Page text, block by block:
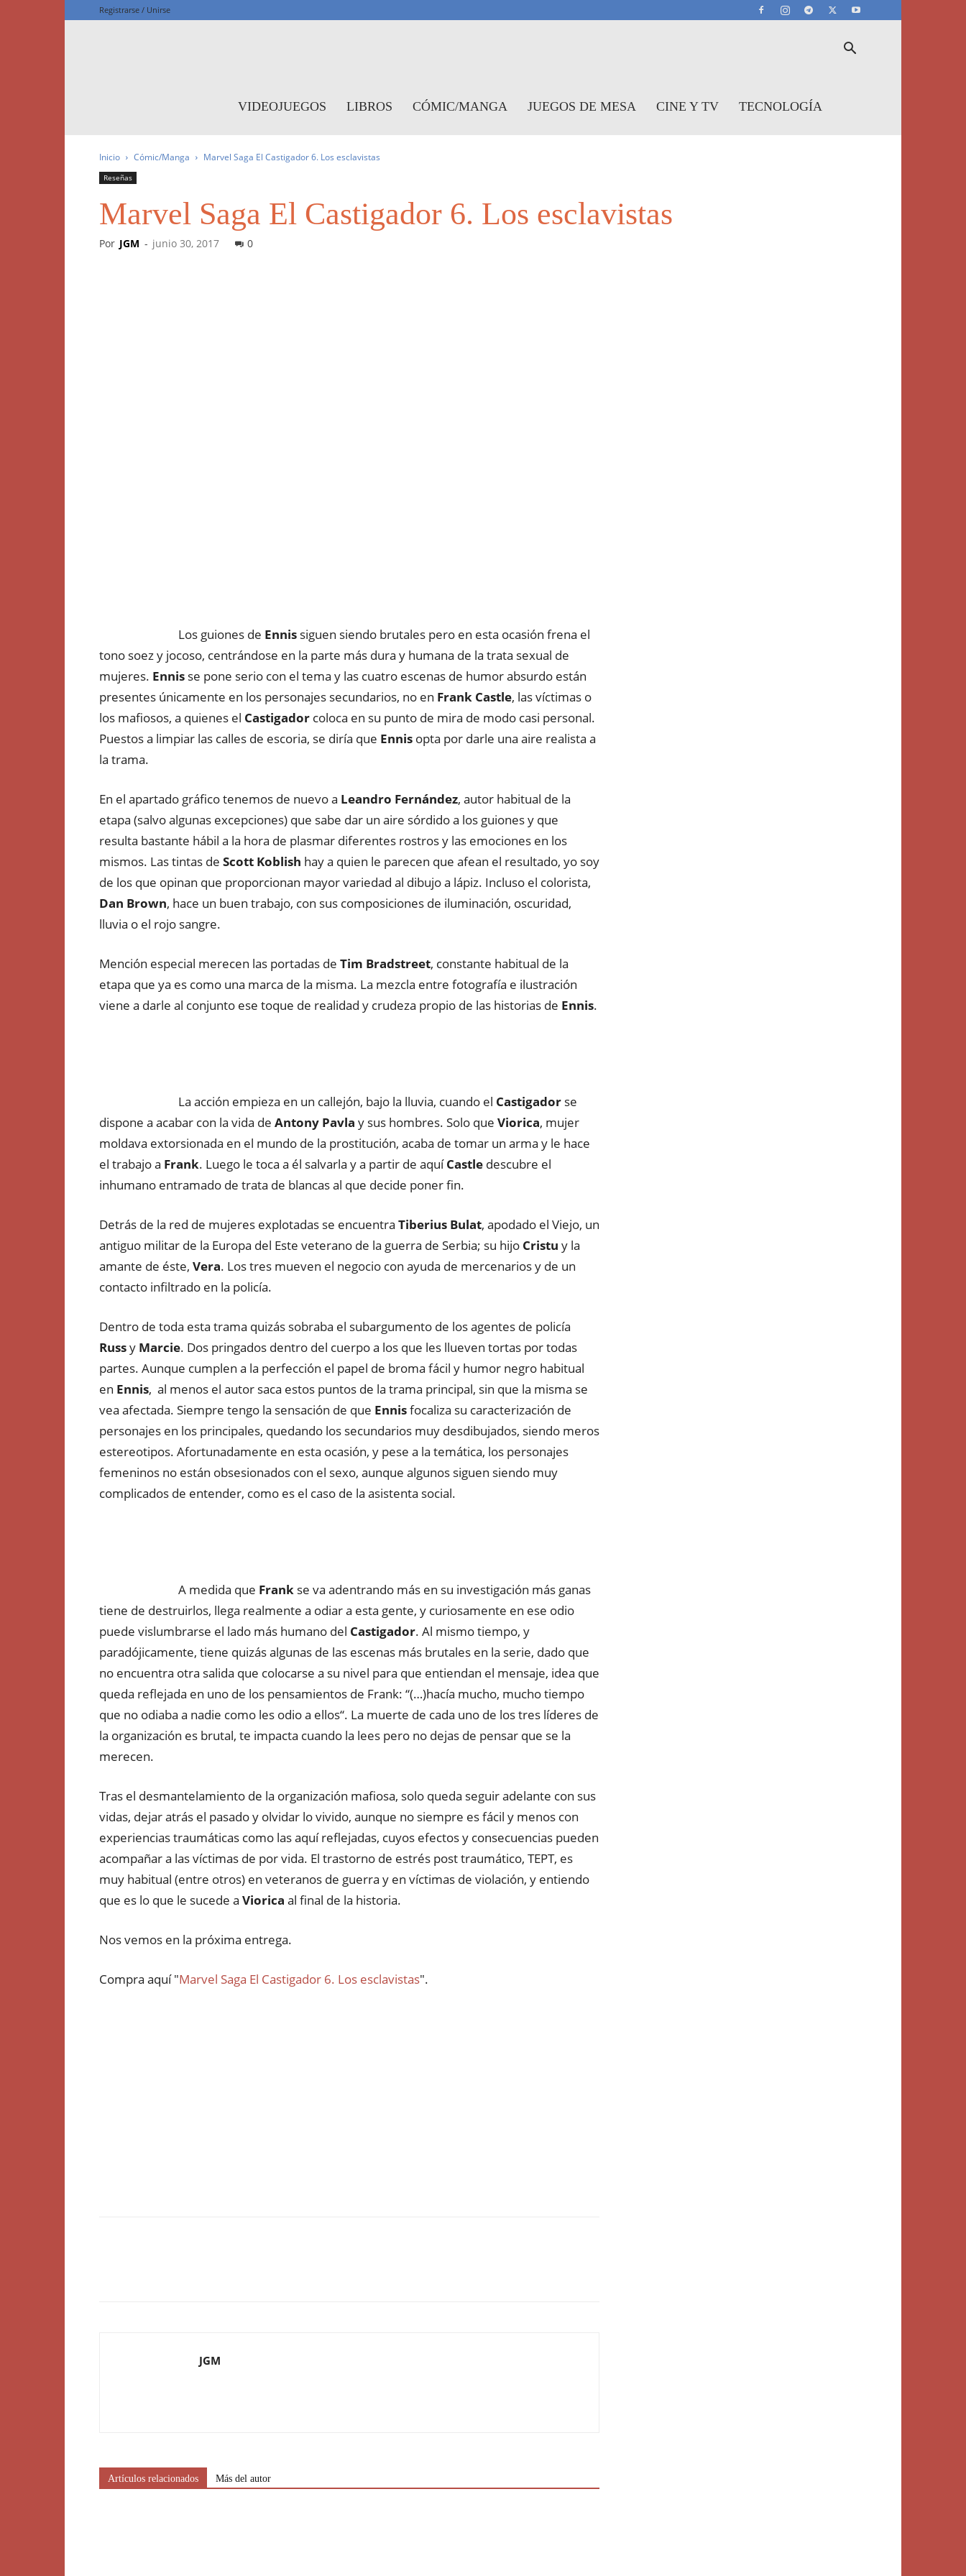
Registrarse / Unirse
VIDEOJUEGOS LIBROS CÓMIC/MANGA JUEGOS DE MESA CINE Y TV TECNOLOGÍA
Inicio Cómic/Manga Marvel Saga El Castigador 6. Los esclavistas
Reseñas
Marvel Saga El Castigador 6. Los esclavistas
Por JGM - junio 30, 2017 0
Los guiones de Ennis siguen siendo brutales pero en esta ocasión frena el
tono soez y jocoso, centrándose en la parte más dura y humana de la trata sexual de
mujeres. Ennis se pone serio con el tema y las cuatro escenas de humor absurdo están
presentes únicamente en los personajes secundarios, no en Frank Castle, las víctimas o
los mafiosos, a quienes el Castigador coloca en su punto de mira de modo casi personal.
Puestos a limpiar las calles de escoria, se diría que Ennis opta por darle una aire realista a
la trama.
En el apartado gráfico tenemos de nuevo a Leandro Fernández, autor habitual de la
etapa (salvo algunas excepciones) que sabe dar un aire sórdido a los guiones y que
resulta bastante hábil a la hora de plasmar diferentes rostros y las emociones en los
mismos. Las tintas de Scott Koblish hay a quien le parecen que afean el resultado, yo soy
de los que opinan que proporcionan mayor variedad al dibujo a lápiz. Incluso el colorista,
Dan Brown, hace un buen trabajo, con sus composiciones de iluminación, oscuridad,
lluvia o el rojo sangre.
Mención especial merecen las portadas de Tim Bradstreet, constante habitual de la
etapa que ya es como una marca de la misma. La mezcla entre fotografía e ilustración
viene a darle al conjunto ese toque de realidad y crudeza propio de las historias de Ennis.
La acción empieza en un callejón, bajo la lluvia, cuando el Castigador se
dispone a acabar con la vida de Antony Pavla y sus hombres. Solo que Viorica, mujer
moldava extorsionada en el mundo de la prostitución, acaba de tomar un arma y le hace
el trabajo a Frank. Luego le toca a él salvarla y a partir de aquíCastle descubre el
inhumano entramado de trata de blancas al que decide poner fin.
Detrás de la red de mujeres explotadas se encuentra Tiberius Bulat, apodado el Viejo, un
antiguo militar de la Europa del Este veterano de la guerra de Serbia; su hijo Cristu y la
amante de éste, Vera. Los tres mueven el negocio con ayuda de mercenarios y de un
contacto infiltrado en la policía.
Dentro de toda esta trama quizás sobraba el subargumento de los agentes de policía
Russy Marcie. Dos pringados dentro del cuerpo a los que les llueven tortas por todas
partes. Aunque cumplen a la perfección el papel de broma fácil y humor negro habitual
en Ennis, al menos el autor saca estos puntos de la trama principal, sin que la misma se
vea afectada. Siempre tengo la sensación de que Ennisfocaliza su caracterización de
personajes en los principales, quedando los secundarios muy desdibujados, siendo meros
estereotipos. Afortunadamente en esta ocasión, y pese a la temática, los personajes
femeninos no están obsesionados con el sexo, aunque algunos siguen siendo muy
complicados de entender, como es el caso de la asistenta social.
A medida que Frank se va adentrando más en su investigación más ganas
tiene de destruirlos, llega realmente a odiar a esta gente, y curiosamente en ese odio
puede vislumbrarse el lado más humano del Castigador. Al mismo tiempo, y
paradójicamente, tiene quizás algunas de las escenas más brutales en la serie, dado que
no encuentra otra salida que colocarse a su nivel para que entiendan el mensaje, idea que
queda reflejada en uno de los pensamientos de Frank: “(…)hacía mucho, mucho tiempo
que no odiaba a nadie como les odio a ellos“. La muerte de cada uno de los tres líderes de
la organización es brutal, te impacta cuando la lees pero no dejas de pensar que se la
merecen.
Tras el desmantelamiento de la organización mafiosa, solo queda seguir adelante con sus
vidas, dejar atrás el pasado y olvidar lo vivido, aunque no siempre es fácil y menos con
experiencias traumáticas como las aquí reflejadas, cuyos efectos y consecuencias pueden
acompañar a las víctimas de por vida. El trastorno de estrés post traumático, TEPT, es
muy habitual (entre otros) en veteranos de guerra y en víctimas de violación, y entiendo
que es lo que le sucede a Viorica al final de la historia.
Nos vemos en la próxima entrega.
Compra aquí "Marvel Saga El Castigador 6. Los esclavistas".
JGM
Artículos relacionados Más del autor